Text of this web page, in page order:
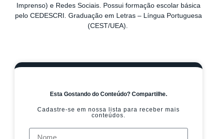
Imprenso) e Redes Sociais. Possui formação escolar básica
pelo CEDESCRI. Graduação em Letras – Língua Portuguesa
(CEST/UEA).
Esta Gostando do Conteúdo? Compartilhe.
Cadastre-se em nossa lista para receber mais
conteúdos.